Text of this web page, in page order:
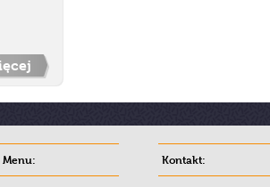
Menu: Kontakt: